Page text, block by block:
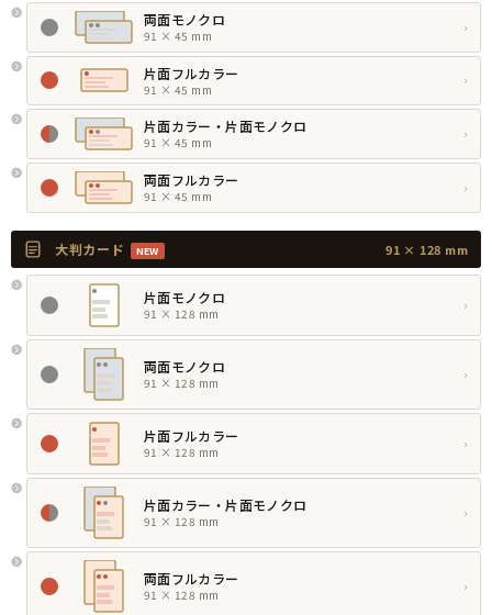
両面モノクロ
91 × 45 mm
›
片面フルカラー
91 × 45 mm
›
片面カラー・片面モノクロ
91 × 45 mm
›
両面フルカラー
91 × 45 mm
›
大判カード NEW 91 × 128 mm
片面モノクロ
91 × 128 mm
›
両面モノクロ
91 × 128 mm
›
片面フルカラー
91 × 128 mm
›
片面カラー・片面モノクロ
91 × 128 mm
›
両面フルカラー
91 × 128 mm
›